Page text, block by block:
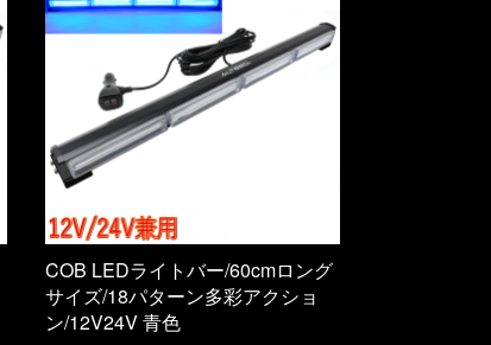
COB LEDライトバー/60cmロング
サイズ/18パターン多彩アクショ
ン/12V24V 青色